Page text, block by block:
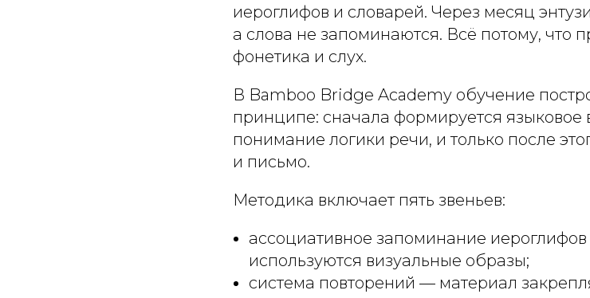
иероглифов и словарей. Через месяц
а слова не запоминаются. Всё потому,
фонетика и слух.
В Bamboo Bridge Academy обучение
принципе: сначала формируется языковое
понимание логики речи, и только после
и письмо.
Методика включает пять звеньев:
ассоциативное запоминание
используются визуальные образы;
система повторений — материал